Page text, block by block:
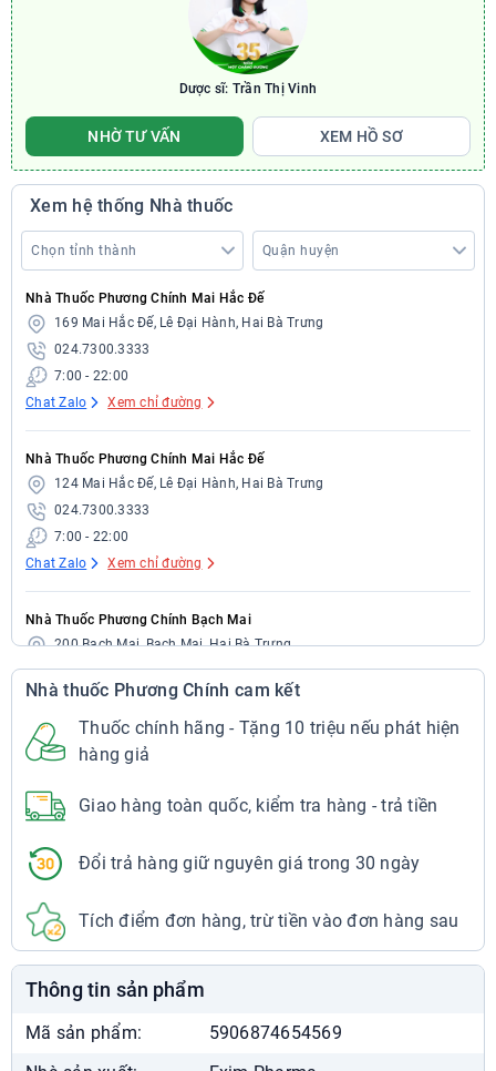
Dược sĩ: Trần Thị Vinh
NHỜ TƯ VẤN XEM HỒ SƠ
Xem hệ thống Nhà thuốc
Nhà Thuốc Phương Chính Mai Hắc Đế
169 Mai Hắc Đế, Lê Đại Hành, Hai Bà Trưng
024.7300.3333
7:00 - 22:00
Chat Zalo
Xem chỉ đường
Nhà Thuốc Phương Chính Mai Hắc Đế
124 Mai Hắc Đế, Lê Đại Hành, Hai Bà Trưng
024.7300.3333
7:00 - 22:00
Chat Zalo
Xem chỉ đường
Nhà Thuốc Phương Chính Bạch Mai
200 Bạch Mai, Bạch Mai, Hai Bà Trưng
024.7300.3333
7:00 - 22:00
Chat Zalo
Xem chỉ đường
297 Bạch Mai, Bạch Mai, Hai Bà Trưng
7:00 - 22:00
Chat Zalo
Nhà Thuốc Phương Chính Cầu Dền
29 Bạch Mai, Cầu Dền, Hai Bà Trưng
024.7300.3333
7:00 - 22:00
Nhà thuốc Phương Chính cam kết
Thuốc chính hãng - Tặng 10 triệu nếu phát hiện
hàng giả
Giao hàng toàn quốc, kiểm tra hàng - trả tiền
Đổi trả hàng giữ nguyên giá trong 30 ngày
Tích điểm đơn hàng, trừ tiền vào đơn hàng sau
Thông tin sản phẩm
Mã sản phẩm:
5906874654569